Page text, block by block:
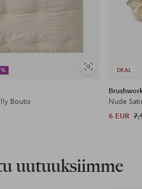
Näytä
Boutis
DEAL
Nude
6 EUR
uutuuksiimme